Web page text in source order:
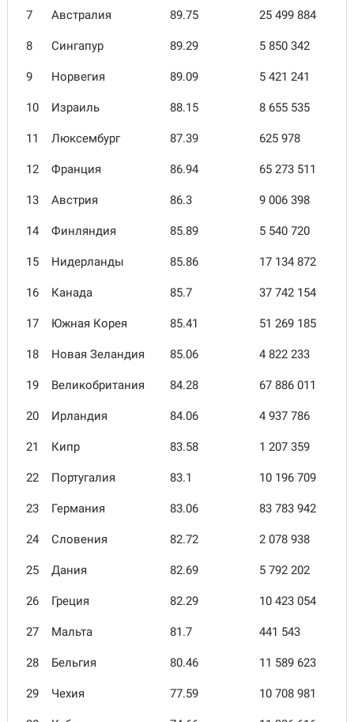
7 Австралия 89.75 25 499 884
8 Сингапур 89.29 5 850 342
9 Норвегия 89.09 5 421 241
10 Израиль 88.15 8 655 535
11 Люксембург 87.39 625 978
12 Франция 86.94 65 273 511
13 Австрия 86.3 9 006 398
14 Финляндия 85.89 5 540 720
15 Нидерланды 85.86 17 134 872
16 Канада 85.7 37 742 154
17 Южная Корея 85.41 51 269 185
18 Новая Зеландия 85.06 4 822 233
19 Великобритания 84.28 67 886 011
20 Ирландия 84.06 4 937 786
21 Кипр 83.58 1 207 359
22 Португалия 83.1 10 196 709
23 Германия 83.06 83 783 942
24 Словения 82.72 2 078 938
25 Дания 82.69 5 792 202
26 Греция 82.29 10 423 054
27 Мальта 81.7 441 543
28 Бельгия 80.46 11 589 623
29 Чехия 77.59 10 708 981